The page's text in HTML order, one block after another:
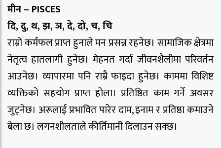
मीन – PISCES
दि, दु, थ, झ, ञ, दे, दो, च, चि
राम्रो कर्मफल प्राप्त हुनाले मन प्रसन्न रहनेछ। सामाजिक क्षेत्रमा
नेतृत्व हातलागी हुनेछ। मेहनत गर्दा जीवनशैलीमा परिवर्तन
आउनेछ। व्यापारमा पनि राम्रै फाइदा हुनेछ। काममा विशिष्ट
व्यक्तिको सहयोग प्राप्त होला। प्रतिष्ठित काम गर्ने अवसर
जुट्नेछ। अरूलाई प्रभावित पारेर दाम, इनाम र प्रतिष्ठा कमाउने
बेला छ। लगनशीलताले कीर्तिमानी दिलाउन सक्छ।